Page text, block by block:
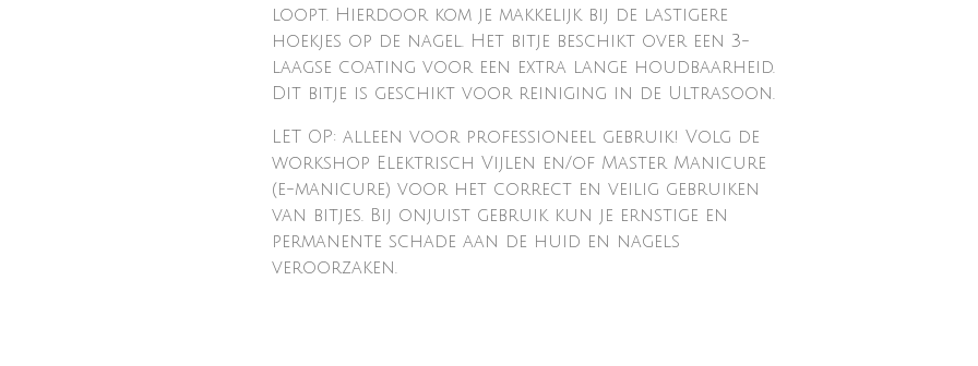
loopt. Hierdoor kom je makkelijk bij de lastigere
hoekjes op de nagel. Het bitje beschikt over een 3-
laagse coating voor een extra lange houdbaarheid.
Dit bitje is geschikt voor reiniging in de Ultrasoon.
LET OP: alleen voor professioneel gebruik! Volg de
workshop Elektrisch Vijlen en/of Master Manicure
(e-manicure) voor het correct en veilig gebruiken
van bitjes. Bij onjuist gebruik kun je ernstige en
permanente schade aan de huid en nagels
veroorzaken.